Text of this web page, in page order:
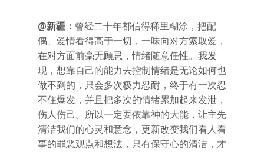
@新疆： 曾经二十年都信得稀里糊涂，把配
偶、爱情看得高于一切，一味向对方索取爱，
在对方面前毫无顾忌，情绪随意任性。我发
现，想靠自己的能力去控制情绪是无论如何也
做不到的，只会多次极力忍耐，终于有一次忍
不住爆发，并且把多次的情绪累加起来发泄，
伤人伤己。所以一定要依靠神的大能，让主先
清洁我们的心灵和意念，更新改变我们看人看
事的罪恶观点和想法，只有保守心的清洁，才